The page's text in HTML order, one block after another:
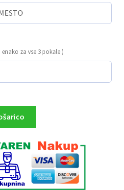
za vse 3 pokale )